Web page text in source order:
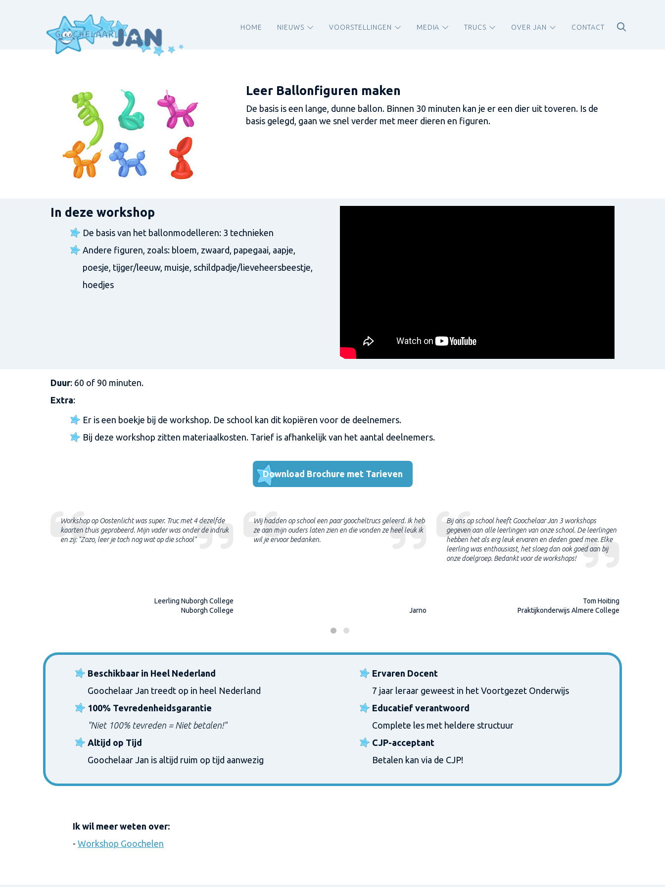
HOME NIEUWS VOORSTELLINGEN MEDIA TRUCS OVER JAN CONTACT
Leer Ballonfiguren maken
De basis is een lange, dunne ballon. Binnen 30 minuten kan je er een dier uit toveren. Is de
basis gelegd, gaan we snel verder met meer dieren en figuren.
In deze workshop
De basis van het ballonmodelleren: 3 technieken
Andere figuren, zoals: bloem, zwaard, papegaai, aapje,
poesje, tijger/leeuw, muisje, schildpadje/lieveheersbeestje,
hoedjes
Duur: 60 of 90 minuten.
Extra:
Er is een boekje bij de workshop. De school kan dit kopiëren voor de deelnemers.
Bij deze workshop zitten materiaalkosten. Tarief is afhankelijk van het aantal deelnemers.
Download Brochure met Tarieven
Workshop op Oostenlicht was super. Truc met 4 dezelfde
kaarten thuis geprobeerd. Mijn vader was onder de indruk
en zij: "Zozo, leer je toch nog wat op die school"
Leerling Nuborgh College
Nuborgh College
Wij hadden op school een paar goocheltrucs geleerd. Ik heb
ze aan mijn ouders laten zien en die vonden ze heel leuk ik
wil je ervoor bedanken.
Jarno
Bij ons op school heeft Goochelaar Jan 3 workshops
gegeven aan alle leerlingen van onze school. De leerlingen
hebben het als erg leuk ervaren en deden goed mee. Elke
leerling was enthousiast, het sloeg dan ook goed aan bij
onze doelgroep. Bedankt voor de workshops!
Tom Hoiting
Praktijkonderwijs Almere College
Beschikbaar in Heel Nederland
Goochelaar Jan treedt op in heel Nederland
100% Tevredenheidsgarantie
"Niet 100% tevreden = Niet betalen!"
Altijd op Tijd
Goochelaar Jan is altijd ruim op tijd aanwezig
Ervaren Docent
7 jaar leraar geweest in het Voortgezet Onderwijs
Educatief verantwoord
Complete les met heldere structuur
CJP-acceptant
Betalen kan via de CJP!
Ik wil meer weten over:
- Workshop Goochelen